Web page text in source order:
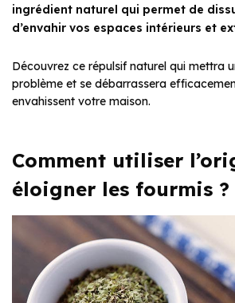
ingrédient naturel qui permet de
d’envahir vos espaces intérieurs et
Découvrez ce répulsif naturel qui mettra
problème et se débarrassera
envahissent votre maison.
Comment utiliser
éloigner les fourmis ?